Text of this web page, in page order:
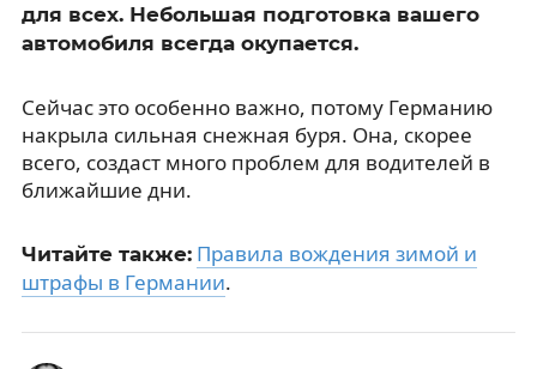
для всех. Небольшая подготовка вашего
автомобиля всегда окупается.
Сейчас это особенно важно, потому Германию
накрыла сильная снежная буря. Она, скорее
всего, создаст много проблем для водителей в
ближайшие дни.
Читайте также: Правила вождения зимой и
штрафы в Германии.